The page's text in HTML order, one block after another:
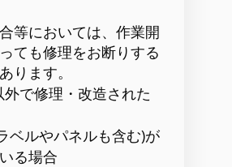
等においては、作業開
ても修理をお断りする
ります。
外で修理・改造された
ベルやパネルも含む)が
る場合